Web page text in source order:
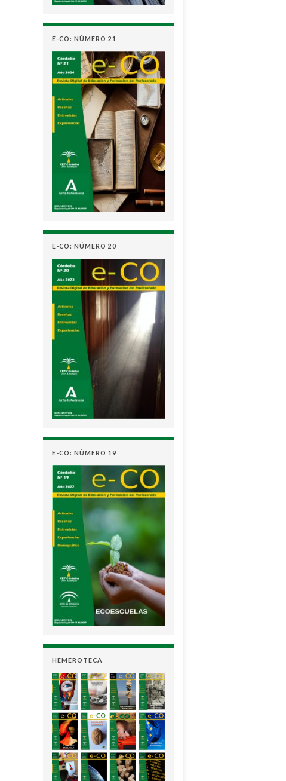
E-CO: NÚMERO 21
E-CO: NÚMERO 20
E-CO: NÚMERO 19
HEMEROTECA